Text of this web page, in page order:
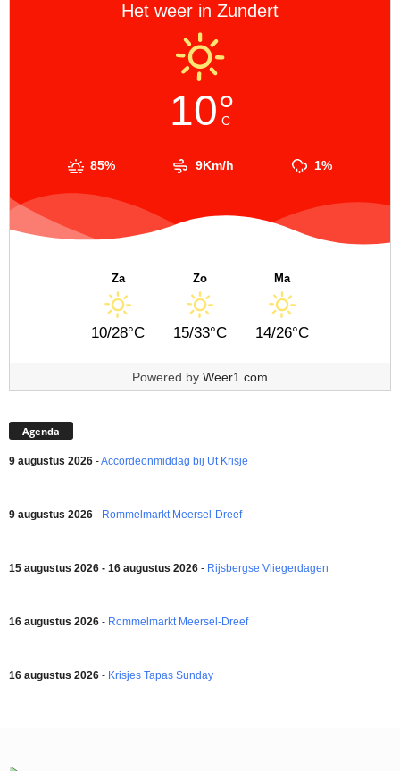
Het weer in Zundert
10°
C
85% 9Km/h 1%
Za
10/28°C
Zo
15/33°C
Ma
14/26°C
Powered by Weer1.com
Agenda
9 augustus 2026 -Accordeonmiddag bij Ut Krisje
9 augustus 2026 - Rommelmarkt Meersel-Dreef
15 augustus 2026 - 16 augustus 2026 - Rijsbergse Vliegerdagen
16 augustus 2026 - Rommelmarkt Meersel-Dreef
16 augustus 2026 - Krisjes Tapas Sunday